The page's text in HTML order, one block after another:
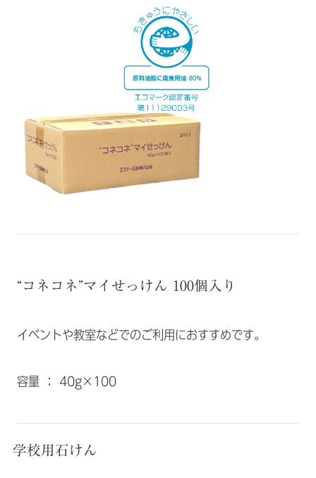
“コネコネ”マイせっけん 100個入り
イベントや教室などでのご利用におすすめです。
容量 ： 40g×100
学校用石けん